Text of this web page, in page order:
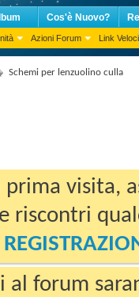
Azioni Forum Link Veloci
Cos'è Nuovo?
Schemi per lenzuolino culla
prima visita,
riscontri
al forum